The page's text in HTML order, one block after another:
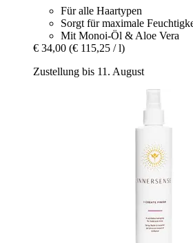
Für alle Haartypen
Sorgt für maximale
Mit Monoi-Öl & Aloe Vera
€ 34,00 (€ 115,25 / l)
Zustellung bis 11. August